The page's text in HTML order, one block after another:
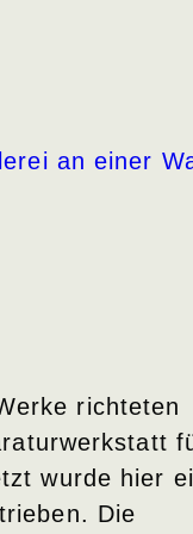
richteten
wurde hier
Die